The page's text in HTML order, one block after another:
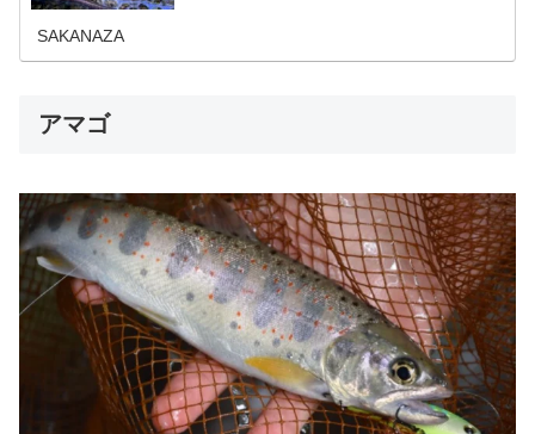
SAKANAZA
アマゴ